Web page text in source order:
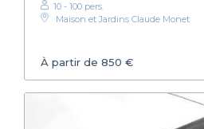
10 - 100 pers.
Maison et Jardins Claude Monet
À partir de 850 €